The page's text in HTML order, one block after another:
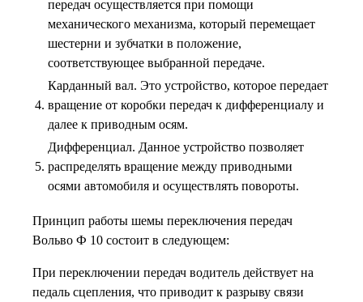
передач осуществляется при помощи
механического механизма, который перемещает
шестерни и зубчатки в положение,
соответствующее выбранной передаче.
4.
Карданный вал. Это устройство, которое передает
вращение от коробки передач к дифференциалу и
далее к приводным осям.
5.
Дифференциал. Данное устройство позволяет
распределять вращение между приводными
осями автомобиля и осуществлять повороты.
Принцип работы шемы переключения передач
Вольво Ф 10 состоит в следующем:
При переключении передач водитель действует на
педаль сцепления, что приводит к разрыву связи